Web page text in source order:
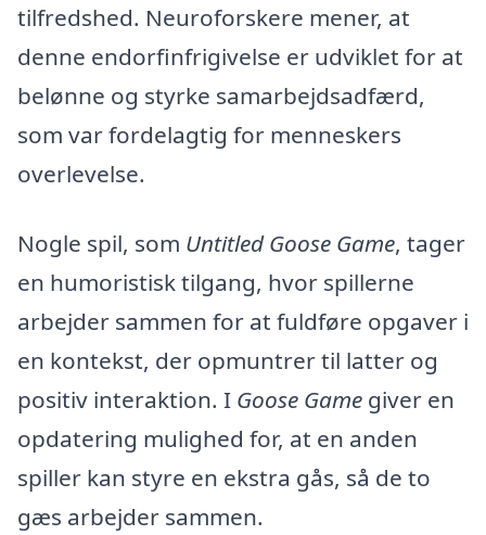
tilfredshed. Neuroforskere mener, at
denne endorfinfrigivelse er udviklet for at
belønne og styrke samarbejdsadfærd,
som var fordelagtig for menneskers
overlevelse.
Nogle spil, som Untitled Goose Game, tager
en humoristisk tilgang, hvor spillerne
arbejder sammen for at fuldføre opgaver i
en kontekst, der opmuntrer til latter og
positiv interaktion. I Goose Game giver en
opdatering mulighed for, at en anden
spiller kan styre en ekstra gås, så de to
gæs arbejder sammen.